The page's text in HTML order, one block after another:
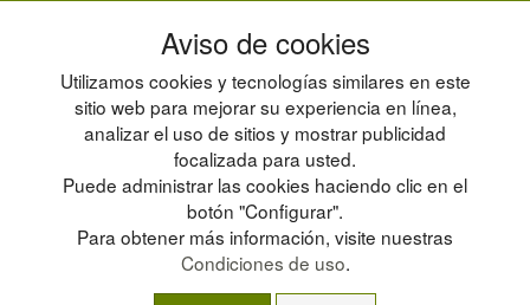
Residuos
Estanterias
POLÍTICA DE PRIVACIDAD
CONDICIONES DE USO
CAMBIOS Y DEVOLUCIONES
CONTACTO
MAPA WEB
PREGUNTAS FRECUENTES
INGRESA A TU CUENTA
Aviso de cookies
Utilizamos cookies y tecnologías similares en este
sitio web para mejorar su experiencia en línea,
analizar el uso de sitios y mostrar publicidad
focalizada para usted.
Puede administrar las cookies haciendo clic en el
botón "Configurar".
Para obtener más información, visite nuestras
Condiciones de uso.